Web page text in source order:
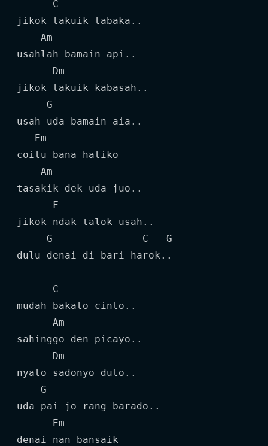
      C
jikok takuik tabaka..
    Am
usahlah bamain api..
      Dm
jikok takuik kabasah..
     G
usah uda bamain aia..
   Em
coitu bana hatiko
    Am
tasakik dek uda juo..
      F
jikok ndak talok usah..
     G               C   G
dulu denai di bari harok..
      C
mudah bakato cinto..
      Am
sahinggo den picayo..
      Dm
nyato sadonyo duto..
    G
uda pai jo rang barado..
      Em
denai nan bansaik